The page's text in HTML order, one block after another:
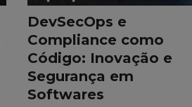
DevSecOps e
Compliance como
Código: Inovação e
Segurança em
Softwares